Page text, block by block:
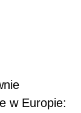
w Europie: